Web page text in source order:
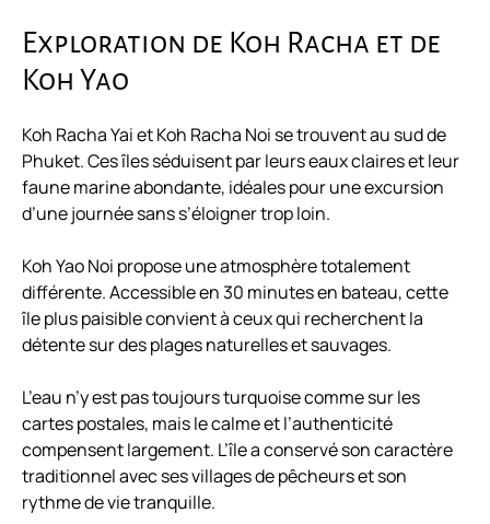
Exploration de Koh Racha et de
Koh Yao
Koh Racha Yai et Koh Racha Noi se trouvent au sud de
Phuket. Ces îles séduisent par leurs eaux claires et leur
faune marine abondante, idéales pour une excursion
d’une journée sans s’éloigner trop loin.
Koh Yao Noi propose une atmosphère totalement
différente. Accessible en 30 minutes en bateau, cette
île plus paisible convient à ceux qui recherchent la
détente sur des plages naturelles et sauvages.
L’eau n’y est pas toujours turquoise comme sur les
cartes postales, mais le calme et l’authenticité
compensent largement. L’île a conservé son caractère
traditionnel avec ses villages de pêcheurs et son
rythme de vie tranquille.